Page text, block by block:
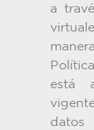
a
está